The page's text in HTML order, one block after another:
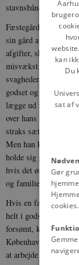
stavnsbånd.
Fæstegårdmanden
sin gård af. Så
afgifter, skatter og
misvækst eller
svagheder tydelige.
godset og have
lægge ud for ham.
over hans skæbne.
straks sættes fra sin
Men han kunne også
holde sig gode
hvis det ønskede det
og familie.
Hvis en fæstebonde
helt i godsejerens
forsømt, kunne han
København. Det
at arbejde sin gæld af
kan
Du
sat af
Gør
cookies.